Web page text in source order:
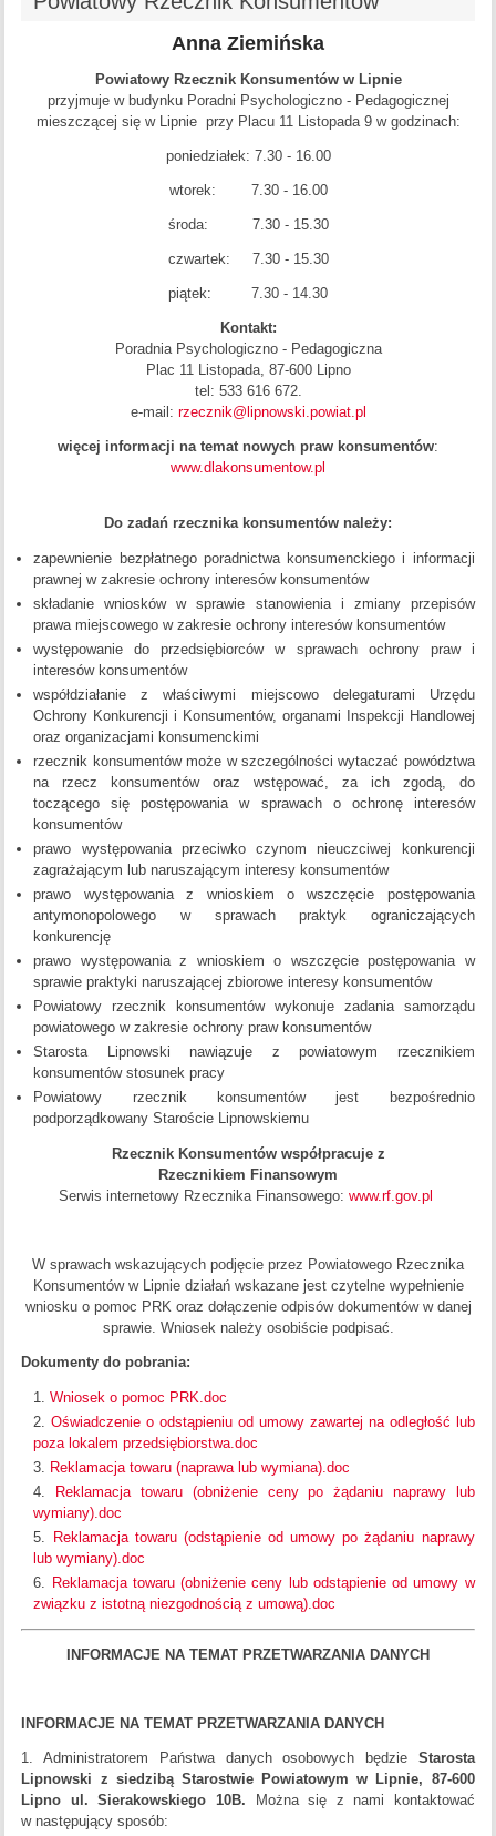
Anna Ziemińska
Powiatowy Rzecznik Konsumentów w Lipnie
przyjmuje w budynku Poradni Psychologiczno - Pedagogicznej
mieszczącej się w Lipnie przy Placu 11 Listopada 9 w godzinach:
poniedziałek: 7.30 - 16.00
wtorek: 7.30 - 16.00
środa: 7.30 - 15.30
czwartek: 7.30 - 15.30
piątek: 7.30 - 14.30
Kontakt:
Poradnia Psychologiczno - Pedagogiczna
Plac 11 Listopada, 87-600 Lipno
tel: 533 616 672.
e-mail: rzecznik@lipnowski.powiat.pl
więcej informacji na temat nowych praw konsumentów:
www.dlakonsumentow.pl
Do zadań rzecznika konsumentów należy:
zapewnienie bezpłatnego poradnictwa konsumenckiego i informacji
prawnej w zakresie ochrony interesów konsumentów
składanie wniosków w sprawie stanowienia i zmiany przepisów
prawa miejscowego w zakresie ochrony interesów konsumentów
występowanie do przedsiębiorców w sprawach ochrony praw i
interesów konsumentów
współdziałanie z właściwymi miejscowo delegaturami Urzędu
Ochrony Konkurencji i Konsumentów, organami Inspekcji Handlowej
oraz organizacjami konsumenckimi
rzecznik konsumentów może w szczególności wytaczać powództwa
na rzecz konsumentów oraz wstępować, za ich zgodą, do
toczącego się postępowania w sprawach o ochronę interesów
konsumentów
prawo występowania przeciwko czynom nieuczciwej konkurencji
zagrażającym lub naruszającym interesy konsumentów
prawo występowania z wnioskiem o wszczęcie postępowania
antymonopolowego w sprawach praktyk ograniczających
konkurencję
prawo występowania z wnioskiem o wszczęcie postępowania w
sprawie praktyki naruszającej zbiorowe interesy konsumentów
Powiatowy rzecznik konsumentów wykonuje zadania samorządu
powiatowego w zakresie ochrony praw konsumentów
Starosta Lipnowski nawiązuje z powiatowym rzecznikiem
konsumentów stosunek pracy
Powiatowy rzecznik konsumentów jest bezpośrednio
podporządkowany Staroście Lipnowskiemu
Rzecznik Konsumentów współpracuje z
Rzecznikiem Finansowym
Serwis internetowy Rzecznika Finansowego: www.rf.gov.pl
W sprawach wskazujących podjęcie przez Powiatowego Rzecznika
Konsumentów w Lipnie działań wskazane jest czytelne wypełnienie
wniosku o pomoc PRK oraz dołączenie odpisów dokumentów w danej
sprawie. Wniosek należy osobiście podpisać.
Dokumenty do pobrania:
Wniosek o pomoc PRK.doc
Oświadczenie o odstąpieniu od umowy zawartej na odległość lub
poza lokalem przedsiębiorstwa.doc
Reklamacja towaru (naprawa lub wymiana).doc
Reklamacja towaru (obniżenie ceny po żądaniu naprawy lub
wymiany).doc
Reklamacja towaru (odstąpienie od umowy po żądaniu naprawy
lub wymiany).doc
Reklamacja towaru (obniżenie ceny lub odstąpienie od umowy w
związku z istotną niezgodnością z umową).doc
INFORMACJE NA TEMAT PRZETWARZANIA DANYCH
INFORMACJE NA TEMAT PRZETWARZANIA DANYCH
1. Administratorem Państwa danych osobowych będzie Starosta
Lipnowski z siedzibą Starostwie Powiatowymw Lipnie, 87-600
Lipno ul. Sierakowskiego 10B.
Można się z nami kontaktować
w następujący sposób: